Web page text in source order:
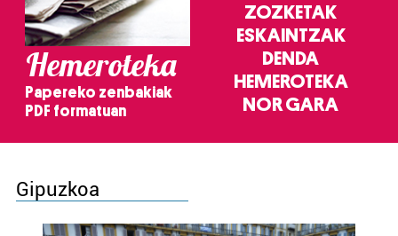
Hemeroteka
Papereko zenbakiak
PDF formatuan
ZOZKETAK
ESKAINTZAK
DENDA
HEMEROTEKA
NOR GARA
Gipuzkoa